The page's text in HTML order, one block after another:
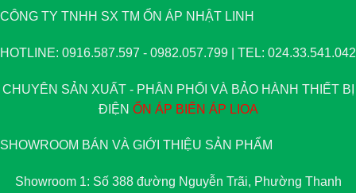
CÔNG TY TNHH SX TM ỔN ÁP NHẬT LINH
HOTLINE: 0916.587.597 - 0982.057.799 | TEL: 024.33.541.042
CHUYÊN SẢN XUẤT - PHÂN PHỐI VÀ BẢO HÀNH THIẾT BỊ
ĐIỆN ỔN ÁP BIẾN ÁP LIOA
SHOWROOM BÁN VÀ GIỚI THIỆU SẢN PHẨM
Showroom 1: Số 388 đường Nguyễn Trãi, Phường Thanh